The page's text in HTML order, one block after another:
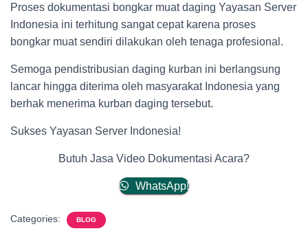
Proses dokumentasi bongkar muat daging Yayasan Server
Indonesia ini terhitung sangat cepat karena proses
bongkar muat sendiri dilakukan oleh tenaga profesional.
Semoga pendistribusian daging kurban ini berlangsung
lancar hingga diterima oleh masyarakat Indonesia yang
berhak menerima kurban daging tersebut.
Sukses Yayasan Server Indonesia!
Butuh Jasa Video Dokumentasi Acara?
WhatsApp!
Categories: BLOG